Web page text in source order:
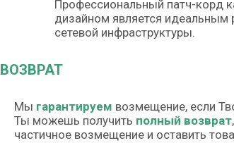
Профессиональный патч-корд
дизайном является идеальным
сетевой инфраструктуры.
ВОЗВРАТ
Мы гарантируем возмещение, если
Ты можешь получить полный возврат
частичное возмещение и оставить